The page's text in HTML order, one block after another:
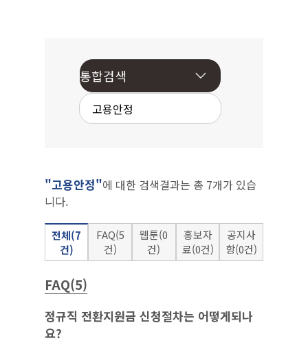
"고용안정"에 대한 검색결과는 총 7개가 있습
니다.
전체(7
건)
FAQ(5
건)
웹툰(0
건)
홍보자
료(0건)
공지사
항(0건)
FAQ(5)
정규직 전환지원금 신청절차는 어떻게되나
요?